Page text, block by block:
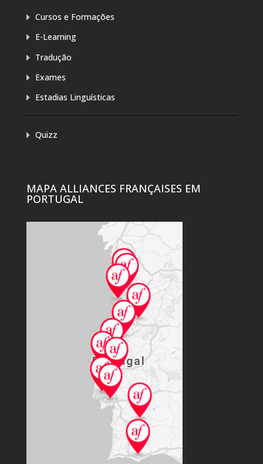
Cursos e Formações
E-Learning
Tradução
Exames
Estadias Linguísticas
Quizz
MAPA ALLIANCES FRANÇAISES EM
PORTUGAL